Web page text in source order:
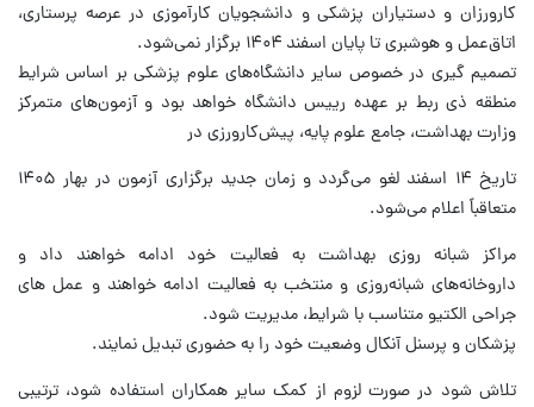
کارورزان و دستیاران پزشکی و دانشجویان کارآموزی در عرصه پرستاری،
اتاق‌عمل و هوشبری تا پایان اسفند ۱۴۰۴ برگزار نمی‌شود.
تصمیم گیری در خصوص سایر دانشگاه‌های علوم پزشکی بر اساس شرایط
منطقه ذی ربط بر عهده رییس دانشگاه خواهد بود و آزمون‌های متمرکز
وزارت بهداشت، جامع علوم پایه، پیش‌کارورزی در
تاریخ ۱۴ اسفند لغو می‌گردد و زمان جدید برگزاری آزمون در بهار ۱۴۰۵
متعاقباً اعلام می‌شود.
مراکز شبانه روزی بهداشت به فعالیت خود ادامه خواهند داد و
داروخانه‌های شبانه‌روزی و منتخب به فعالیت ادامه خواهند و عمل های
جراحی الکتیو متناسب با شرایط، مدیریت شود.
پزشکان و پرسنل آنکال وضعیت خود را به حضوری تبدیل نمایند.
تلاش شود در صورت لزوم از کمک سایر همکاران استفاده شود، ترتیبی